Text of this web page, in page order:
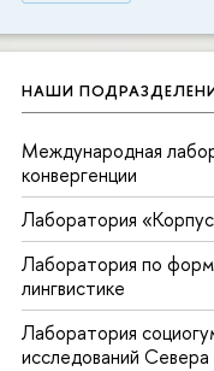
НАШИ
Международная
конвергенции
Лаборатория
Лаборатория по
лингвистике
Лаборатория
исследований Севера